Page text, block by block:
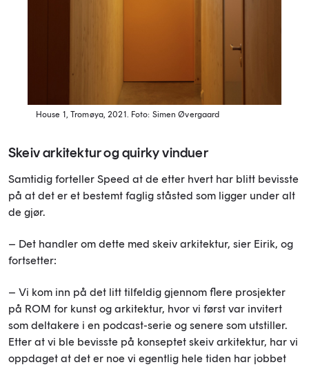
House 1, Tromøya, 2021. Foto: Simen Øvergaard
Skeiv arkitektur og quirky vinduer
Samtidig forteller Speed at de etter hvert har blitt bevisste
på at det er et bestemt faglig ståsted som ligger under alt
de gjør.
– Det handler om dette med skeiv arkitektur, sier Eirik, og
fortsetter:
– Vi kom inn på det litt tilfeldig gjennom flere prosjekter
på ROM for kunst og arkitektur, hvor vi først var invitert
som deltakere i en podcast-serie og senere som utstiller.
Etter at vi ble bevisste på konseptet skeiv arkitektur, har vi
oppdaget at det er noe vi egentlig hele tiden har jobbet